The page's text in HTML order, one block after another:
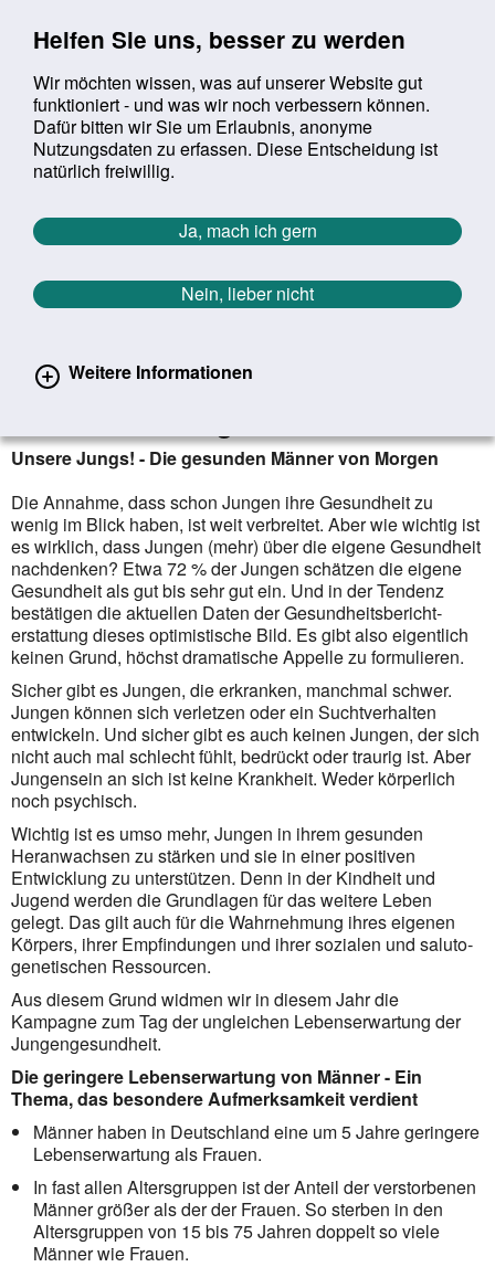
Helfen Sie uns, besser zu werden
Wir möchten wissen, was auf unserer Website gut
funktioniert - und was wir noch verbessern können.
Dafür bitten wir Sie um Erlaubnis, anonyme
Nutzungsdaten zu erfassen. Diese Entscheidung ist
natürlich freiwillig.
Ja, mach ich gern
Nein, lieber nicht
Weitere Informationen
Suchbegriff:
Sie befinden sich hier:
Startseite Aktuelles Aktuelle Meldungen
Aktuelle Meldungen
Zurück zur Übersicht erster
vorheriger
853/1627
Unsere Jungs! - Die gesunden
Unsere Jungs! - Die gesunden Männer von Morgen
Die Annahme, dass schon Jungen ihre Gesundheit zu
wenig im Blick haben, ist weit verbreitet. Aber wie wichtig ist
es wirklich, dass Jungen (mehr) über die eigene Gesundheit
nachdenken? Etwa 72 % der Jungen schätzen die eigene
Gesundheit als gut bis sehr gut ein. Und in der Tendenz
bestätigen die aktuellen Daten der Gesundheitsbericht­
erstattung dieses optimistische Bild. Es gibt also eigentlich
keinen Grund, höchst dramatische Appelle zu formulieren.
Sicher gibt es Jungen, die erkranken, manchmal schwer.
Jungen können sich verletzen oder ein Sucht­verhalten
entwickeln. Und sicher gibt es auch keinen Jungen, der sich
nicht auch mal schlecht fühlt, bedrückt oder traurig ist. Aber
Jungensein an sich ist keine Krankheit. Weder körperlich
noch psychisch.
Wichtig ist es umso mehr, Jungen in ihrem gesunden
Heranwachsen zu stärken und sie in einer positiven
Entwicklung zu unterstützen. Denn in der Kindheit und
Jugend werden die Grundlagen für das weitere Leben
gelegt. Das gilt auch für die Wahrnehmung ihres eigenen
Körpers, ihrer Empfindungen und ihrer sozialen und saluto­
genetischen Ressourcen.
Aus diesem Grund widmen wir in diesem Jahr die
Kampagne zum Tag der ungleichen Lebenserwartung der
Jungengesundheit.
Die geringere Lebenserwartung von Männer - Ein
Thema, das besondere Aufmerksamkeit verdient
Männer haben in Deutschland eine um 5 Jahre geringere
Lebenserwartung als Frauen.
In fast allen Altersgruppen ist der Anteil der verstorbenen
Männer größer als der der Frauen. So sterben in den
Altersgruppen von 15 bis 75 Jahren doppelt so viele
Männer wie Frauen.